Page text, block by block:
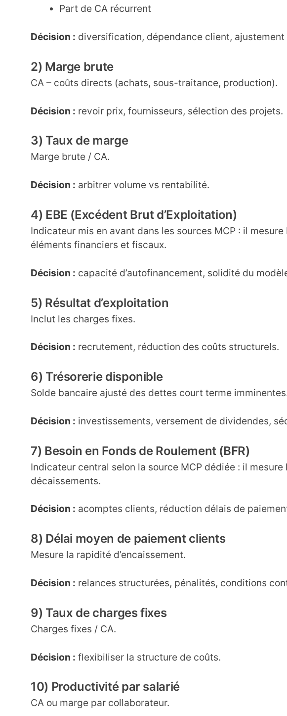
Part de CA récurrent
Décision : diversification, dépendance client,
2) Marge brute
CA – coûts directs (achats, sous-traitance, production).
Décision : revoir prix, fournisseurs, sélection des projets.
3) Taux de marge
Marge brute / CA.
Décision : arbitrer volume vs rentabilité.
4) EBE (Excédent Brut d’Exploitation)
Indicateur mis en avant dans les sources MCP : il
éléments financiers et fiscaux.
Décision : capacité d’autofinancement, solidité du
5) Résultat d’exploitation
Inclut les charges fixes.
Décision : recrutement, réduction des coûts structurels.
6) Trésorerie disponible
Solde bancaire ajusté des dettes court terme
Décision : investissements, versement de dividendes,
7) Besoin en Fonds de Roulement (BFR)
Indicateur central selon la source MCP dédiée : il
décaissements.
Décision : acomptes clients, réduction délais de
8) Délai moyen de paiement clients
Mesure la rapidité d’encaissement.
Décision : relances structurées, pénalités, conditions
9) Taux de charges fixes
Charges fixes / CA.
Décision : flexibiliser la structure de coûts.
10) Productivité par salarié
CA ou marge par collaborateur.